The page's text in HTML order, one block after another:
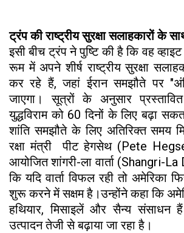
ट्रंप की राष्ट्रीय सुरक्षा सलाहकारों के
इसी बीच ट्रंप ने पुष्टि की है कि वह
रूम में अपने शीर्ष राष्ट्रीय सुरक्षा
कर रहे हैं, जहां ईरान समझौते पर
जाएगा। सूत्रों के अनुसार प्रस्तावित
युद्धविराम को 60 दिनों के लिए बढ़ा
शांति समझौते के लिए अतिरिक्त समय
रक्षा मंत्री पीट हेगसेथ (Pete
आयोजित शांगरी-ला वार्ता (Shangri-
कि यदि वार्ता विफल रही तो अमेरिका
शुरू करने में सक्षम है।उन्होंने कहा कि
हथियार, मिसाइलें और सैन्य संसाधन
उत्पादन तेजी से बढ़ाया जा रहा है।